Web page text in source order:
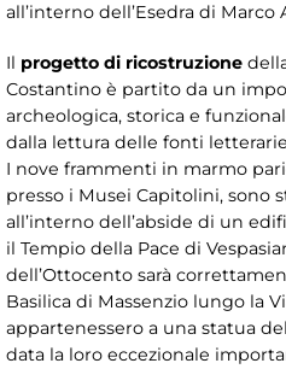
all’interno dell’Esedra di Marco
Il progetto di ricostruzione
Costantino è partito da un
archeologica, storica e
dalla lettura delle fonti
I nove frammenti in marmo
presso i Musei Capitolini, sono
all’interno dell’abside di un
il Tempio della Pace di
dell’Ottocento sarà
Basilica di Massenzio lungo la
appartenessero a una statua
data la loro eccezionale